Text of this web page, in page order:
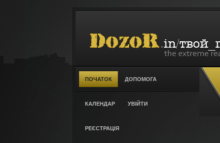
ПОЧАТОК ДОПОМОГА
КАЛЕНДАР УВІЙТИ
РЕЄСТРАЦІЯ